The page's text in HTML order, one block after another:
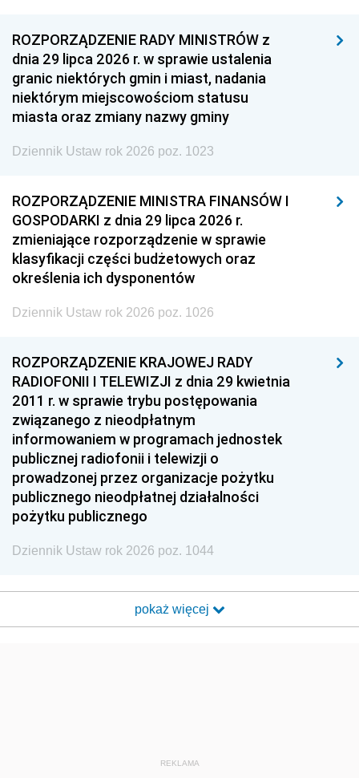
ROZPORZĄDZENIE RADY MINISTRÓW z
dnia 29 lipca 2026 r. w sprawie ustalenia
granic niektórych gmin i miast, nadania
niektórym miejscowościom statusu
miasta oraz zmiany nazwy gminy
Dziennik Ustaw rok 2026 poz. 1023
ROZPORZĄDZENIE MINISTRA FINANSÓW I
GOSPODARKI z dnia 29 lipca 2026 r.
zmieniające rozporządzenie w sprawie
klasyfikacji części budżetowych oraz
określenia ich dysponentów
Dziennik Ustaw rok 2026 poz. 1026
ROZPORZĄDZENIE KRAJOWEJ RADY
RADIOFONII I TELEWIZJI z dnia 29 kwietnia
2011 r. w sprawie trybu postępowania
związanego z nieodpłatnym
informowaniem w programach jednostek
publicznej radiofonii i telewizji o
prowadzonej przez organizacje pożytku
publicznego nieodpłatnej działalności
pożytku publicznego
Dziennik Ustaw rok 2026 poz. 1044
pokaż więcej
REKLAMA